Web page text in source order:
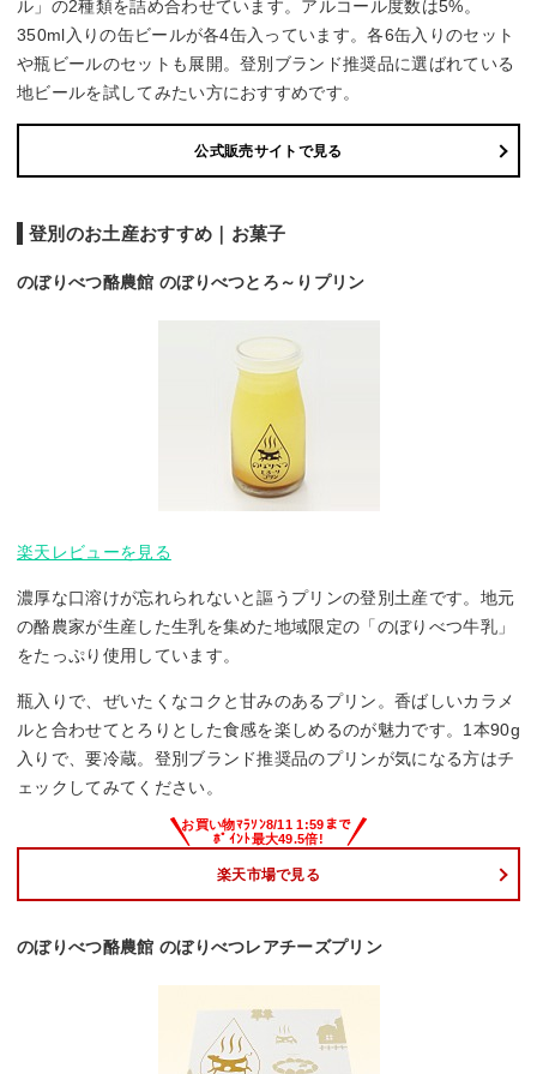
ル」の2種類を詰め合わせています。アルコール度数は5%。
350ml入りの缶ビールが各4缶入っています。各6缶入りのセット
や瓶ビールのセットも展開。登別ブランド推奨品に選ばれている
地ビールを試してみたい方におすすめです。
公式販売サイトで見る
登別のお土産おすすめ｜お菓子
のぼりべつ酪農館 のぼりべつとろ～りプリン
楽天レビューを見る
濃厚な口溶けが忘れられないと謳うプリンの登別土産です。地元
の酪農家が生産した生乳を集めた地域限定の「のぼりべつ牛乳」
をたっぷり使用しています。
瓶入りで、ぜいたくなコクと甘みのあるプリン。香ばしいカラメ
ルと合わせてとろりとした食感を楽しめるのが魅力です。1本90g
入りで、要冷蔵。登別ブランド推奨品のプリンが気になる方はチ
ェックしてみてください。
楽天市場で見る
のぼりべつ酪農館 のぼりべつレアチーズプリン